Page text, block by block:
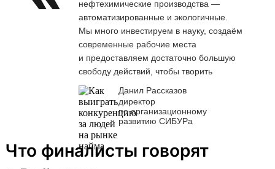
нефтехимические производства —
автоматизированные и экологичные.
Мы много инвестируем в науку, создаём
современные рабочие места
и предоставляем достаточно большую
свободу действий, чтобы творить
Данил Рассказов
директор
по организационному
развитию СИБУРа
Что финалисты говорят